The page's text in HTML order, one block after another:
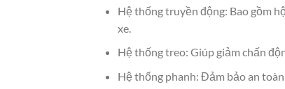
Hệ thống truyền động: Bao gồm
xe.
Hệ thống treo: Giúp giảm chấn
Hệ thống phanh: Đảm bảo an